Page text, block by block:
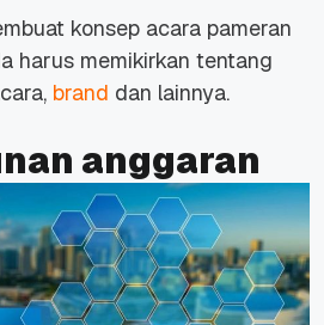
konsep acara pameran
harus memikirkan tentang
brand dan lainnya.
anggaran